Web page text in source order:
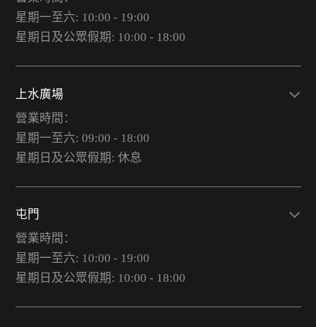
星期一至六: 10:00 - 19:00
星期日及公眾假期: 10:00 - 18:00
上水廣場
營業時間：
星期一至六: 09:00 - 18:00
星期日及公眾假期: 休息
屯門
營業時間：
星期一至六: 10:00 - 19:00
星期日及公眾假期: 10:00 - 18:00